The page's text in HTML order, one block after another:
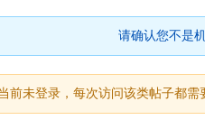
请确认您不是
前未登录，每次访问该类帖子都